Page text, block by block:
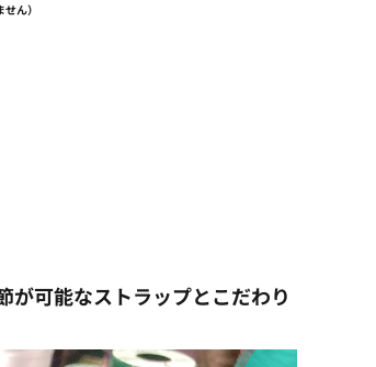
ん）
が可能なストラップとこだわり